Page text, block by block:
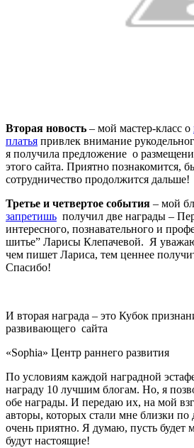
Вторая новость – мой мастер-класс о
платья привлек внимание
я получила предложение о
этого сайта. Приятно познакомится,
сотрудничество продолжится дальше!
Третье и четвертое события – мой
запретишь получил две награды –
интересного, познавательного и
шитье” Ларисы Клепачевой. Я уважаю
чем пишет Лариса, тем ценнее
Спасибо!
И вторая награда – это Кубок
развивающего сайта
«Sophia» Центр раннего развития
По условиям каждой наградной
награду 10 лучшим блогам. Но, я
обе награды. И передаю их, на мой
авторы, которых стали мне близки
очень приятно. Я думаю, пусть будет
будут настоящие!